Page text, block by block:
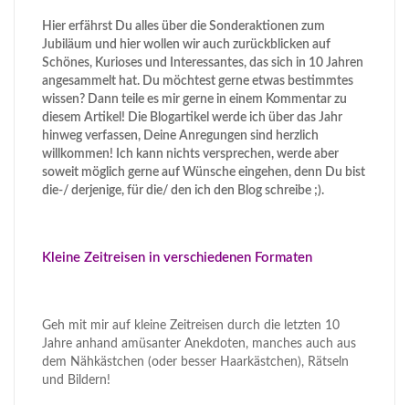
Hier erfährst Du alles über die Sonderaktionen zum
Jubiläum und hier wollen wir auch zurückblicken auf
Schönes, Kurioses und Interessantes, das sich in 10 Jahren
angesammelt hat. Du möchtest gerne etwas bestimmtes
wissen? Dann teile es mir gerne in einem Kommentar zu
diesem Artikel! Die Blogartikel werde ich über das Jahr
hinweg verfassen, Deine Anregungen sind herzlich
willkommen! Ich kann nichts versprechen, werde aber
soweit möglich gerne auf Wünsche eingehen, denn Du bist
die-/ derjenige, für die/ den ich den Blog schreibe ;).
Kleine Zeitreisen in verschiedenen Formaten
Geh mit mir auf kleine Zeitreisen durch die letzten 10
Jahre anhand amüsanter Anekdoten, manches auch aus
dem Nähkästchen (oder besser Haarkästchen), Rätseln
und Bildern!